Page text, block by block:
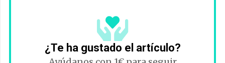
¿Te ha gustado el artículo?